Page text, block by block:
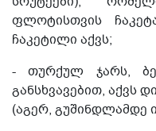
ფლოტისთვის
ჩაკეტილი აქვს;
- თურქულ ჯარს,
განსხვავებით, აქვს
(აგერ, გუშინდლამდე